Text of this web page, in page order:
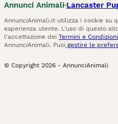
Annunci Animali Lancaster
AnnunciAnimali.it utilizza i cookie su
esperienza utente. L'uso di questo
l'accettazione dei Termini e Condizioni
AnnunciAnimali. Puoi gestire le
© Copyright 2026 - AnnunciAnimali